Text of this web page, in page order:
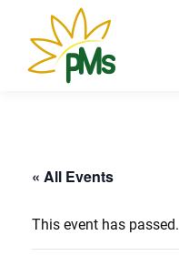
« All Events
This event has passed.